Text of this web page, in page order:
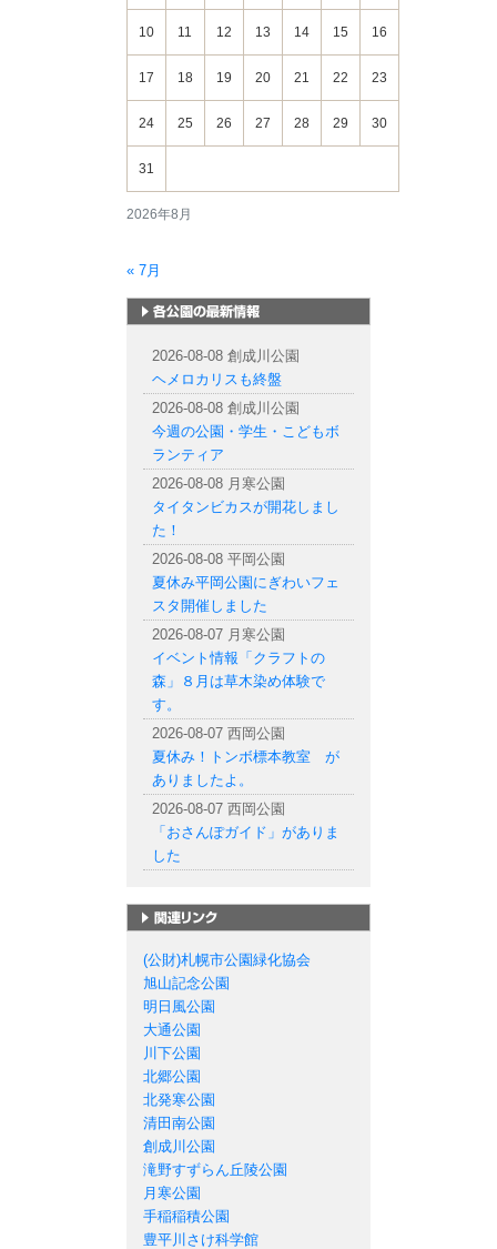
2026年8月
10 11 12 13 14 15 16
17 18 19 20 21 22 23
24 25 26 27 28 29 30
31
« 7月
2026-08-08 創成川公園
ヘメロカリスも終盤
2026-08-08 創成川公園
今週の公園・学生・こどもボ
ランティア
2026-08-08 月寒公園
タイタンビカスが開花しまし
た！
2026-08-08 平岡公園
夏休み平岡公園にぎわいフェ
スタ開催しました
2026-08-07 月寒公園
イベント情報「クラフトの
森」８月は草木染め体験で
す。
2026-08-07 西岡公園
夏休み！トンボ標本教室 が
ありましたよ。
2026-08-07 西岡公園
「おさんぽガイド」がありま
した
(公財)札幌市公園緑化協会
旭山記念公園
明日風公園
大通公園
川下公園
北郷公園
北発寒公園
清田南公園
創成川公園
滝野すずらん丘陵公園
月寒公園
手稲稲積公園
豊平川さけ科学館